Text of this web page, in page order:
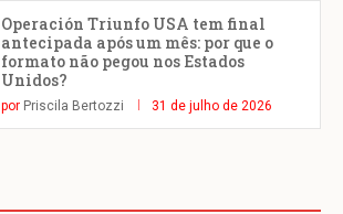
Operación Triunfo USA tem final
antecipada após um mês: por que o
formato não pegou nos Estados
Unidos?
por Priscila Bertozzi 31 de julho de 2026